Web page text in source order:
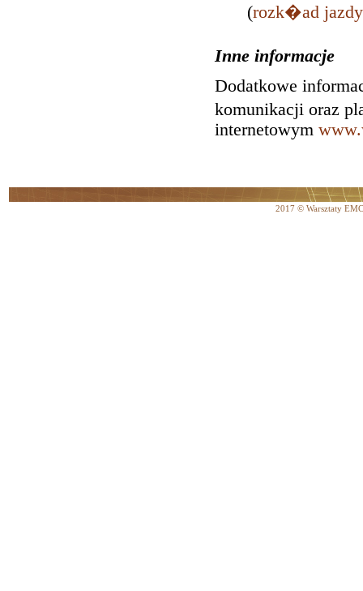
(rozk�ad
Inne informacje
Dodatkowe
komunikacji oraz
internetowym
2017 © Warsztaty